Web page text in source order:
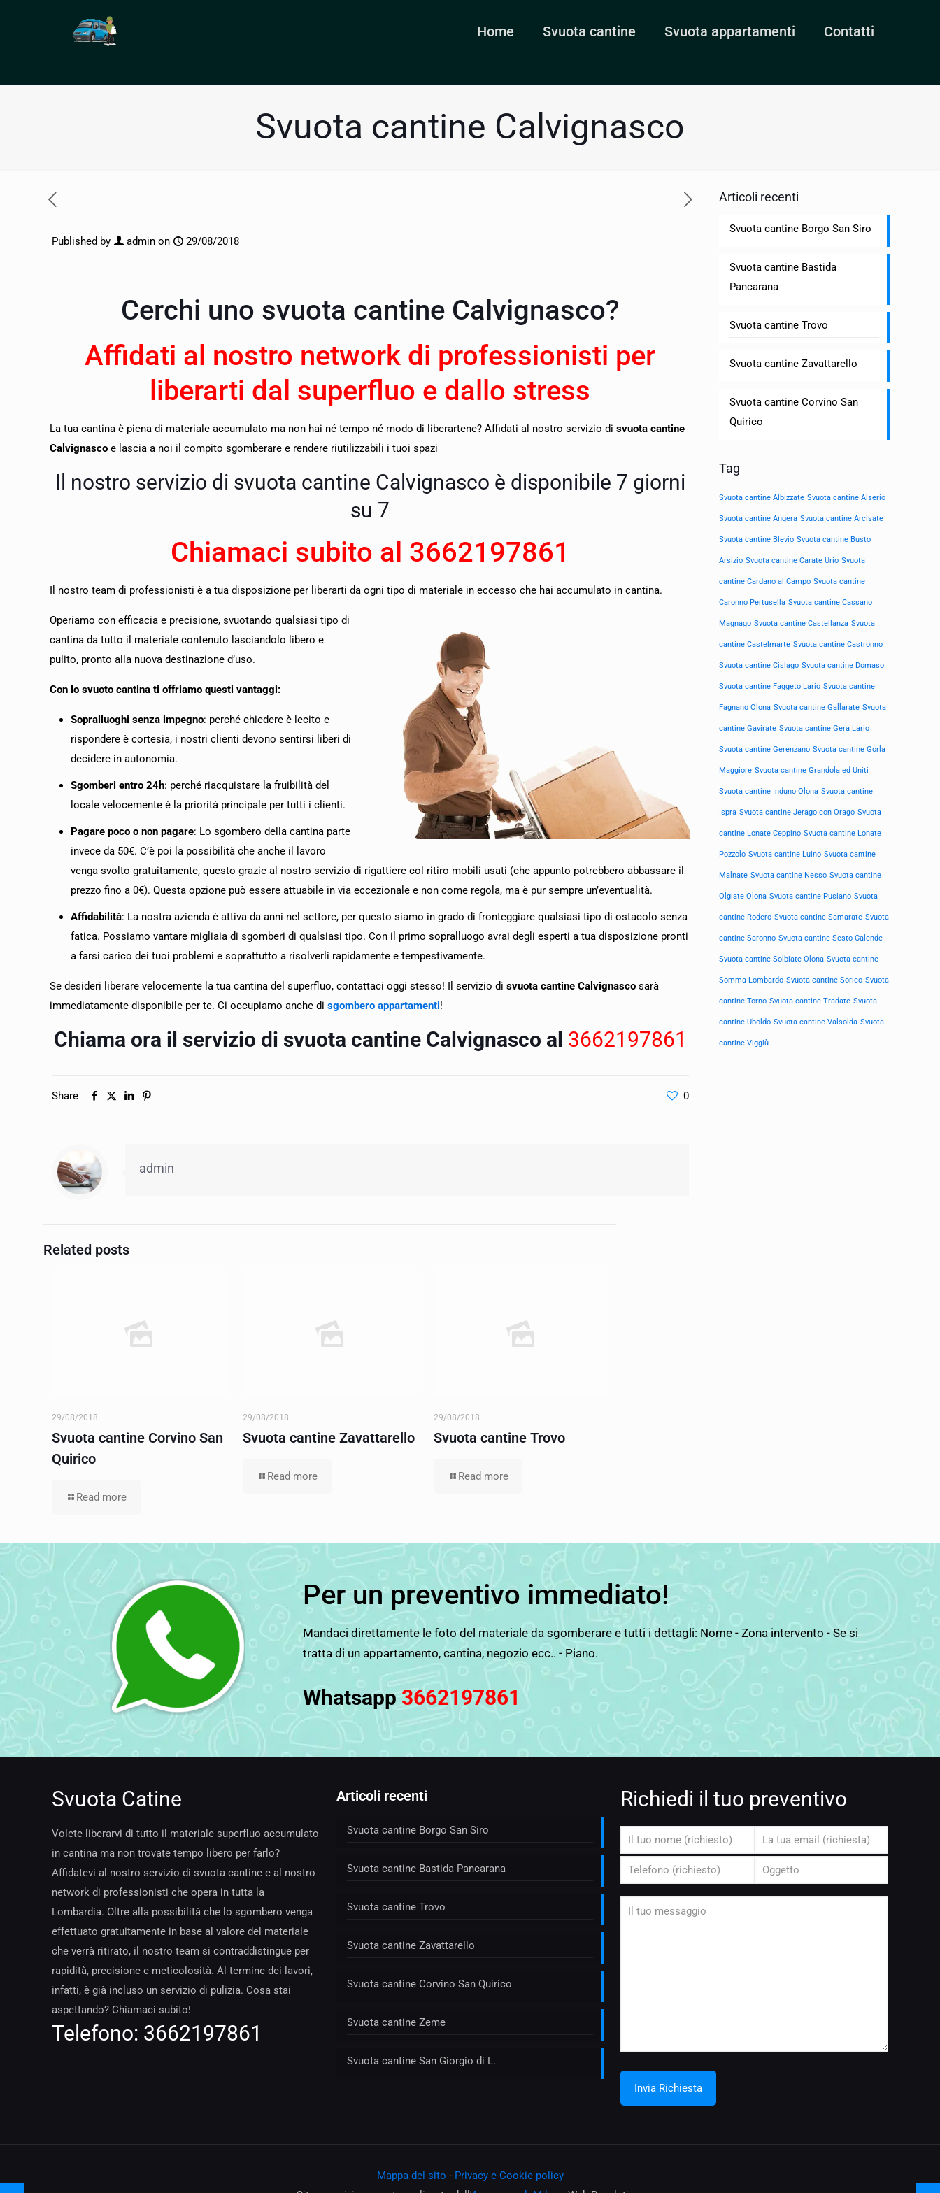
Home Svuota cantine Svuota appartamenti Contatti
Svuota cantine Calvignasco
Published by admin on 29/08/2018
Cerchi uno svuota cantine Calvignasco?
Affidati al nostro network di professionisti per
liberarti dal superfluo e dallo stress
La tua cantina è piena di materiale accumulato ma non hai né tempo né modo di liberartene? Affidati al nostro servizio disvuota cantine
Calvignascoe lascia a noi il compito sgomberare e rendere riutilizzabili i tuoi spazi
Il nostro servizio di svuota cantine Calvignasco è disponibile 7 giorni
su 7
Chiamaci subito al 3662197861
Il nostro team di professionisti è a tua disposizione per liberarti da ogni tipo di materiale in eccesso che hai accumulato in cantina.
Operiamo con efficacia e precisione, svuotando qualsiasi tipo di
cantina da tutto il materiale contenuto lasciandolo libero e
pulito, pronto alla nuova destinazione d’uso.
Con lo svuoto cantina ti offriamo questi vantaggi:
Sopralluoghi senza impegno: perché chiedere è lecito e
rispondere è cortesia, i nostri clienti devono sentirsi liberi di
decidere in autonomia.
Sgomberi entro 24h: perché riacquistare la fruibilità del
locale velocemente è la priorità principale per tutti i clienti.
Pagare poco o non pagare: Lo sgombero della cantina parte
invece da 50€. C’è poi la possibilità che anche il lavoro
venga svolto gratuitamente, questo grazie al nostro servizio di rigattiere col ritiro mobili usati (che appunto potrebbero abbassare il
prezzo fino a 0€). Questa opzione può essere attuabile in via eccezionale e non come regola, ma è pur sempre un’eventualità.
Affidabilità: La nostra azienda è attiva da anni nel settore, per questo siamo in grado di fronteggiare qualsiasi tipo di ostacolo senza
fatica. Possiamo vantare migliaia di sgomberi di qualsiasi tipo. Con il primo sopralluogo avrai degli esperti a tua disposizione pronti
a farsi carico dei tuoi problemi e soprattutto a risolverli rapidamente e tempestivamente.
Se desideri liberare velocemente la tua cantina del superfluo, contattaci oggi stesso! Il servizio disvuota cantine Calvignascosarà
immediatamente disponibile per te. Ci occupiamo anche disgombero appartamenti!
Chiama ora il servizio di svuota cantine Calvignasco al 3662197861
Share 0
admin
Related posts
29/08/2018
Svuota cantine Corvino San
Quirico
Read more
29/08/2018
Svuota cantine Zavattarello
Read more
29/08/2018
Svuota cantine Trovo
Read more
Articoli recenti
Svuota cantine Borgo San Siro
Svuota cantine Bastida
Pancarana
Svuota cantine Trovo
Svuota cantine Zavattarello
Svuota cantine Corvino San
Quirico
Tag
Svuota cantine Albizzate Svuota cantine Alserio
Svuota cantine Angera Svuota cantine Arcisate
Svuota cantine Blevio Svuota cantine Busto
Arsizio Svuota cantine Carate Urio Svuota
cantine Cardano al Campo Svuota cantine
Caronno Pertusella Svuota cantine Cassano
Magnago Svuota cantine Castellanza Svuota
cantine Castelmarte Svuota cantine Castronno
Svuota cantine Cislago Svuota cantine Domaso
Svuota cantine Faggeto Lario Svuota cantine
Fagnano Olona Svuota cantine Gallarate Svuota
cantine Gavirate Svuota cantine Gera Lario
Svuota cantine Gerenzano Svuota cantine Gorla
Maggiore Svuota cantine Grandola ed Uniti
Svuota cantine Induno Olona Svuota cantine
Ispra Svuota cantine Jerago con Orago Svuota
cantine Lonate Ceppino Svuota cantine Lonate
Pozzolo Svuota cantine Luino Svuota cantine
Malnate Svuota cantine Nesso Svuota cantine
Olgiate Olona Svuota cantine Pusiano Svuota
cantine Rodero Svuota cantine Samarate Svuota
cantine Saronno Svuota cantine Sesto Calende
Svuota cantine Solbiate Olona Svuota cantine
Somma Lombardo Svuota cantine Sorico Svuota
cantine Torno Svuota cantine Tradate Svuota
cantine Uboldo Svuota cantine Valsolda Svuota
cantine Viggiù
Per un preventivo immediato!
Mandaci direttamente le foto del materiale da sgomberare e tutti i dettagli: Nome - Zona intervento - Se si
tratta di un appartamento, cantina, negozio ecc.. - Piano.
Whatsapp 3662197861
Svuota Catine
Volete liberarvi di tutto il materiale superfluo accumulato
in cantina ma non trovate tempo libero per farlo?
Affidatevi al nostro servizio di svuota cantine e al nostro
network di professionisti che opera in tutta la
Lombardia. Oltre alla possibilità che lo sgombero venga
effettuato gratuitamente in base al valore del materiale
che verrà ritirato, il nostro team si contraddistingue per
rapidità, precisione e meticolosità. Al termine dei lavori,
infatti, è già incluso un servizio di pulizia. Cosa stai
aspettando? Chiamaci subito!
Telefono: 3662197861
Articoli recenti
Svuota cantine Borgo San Siro
Svuota cantine Bastida Pancarana
Svuota cantine Trovo
Svuota cantine Zavattarello
Svuota cantine Corvino San Quirico
Svuota cantine Zeme
Svuota cantine San Giorgio di L.
Richiedi il tuo preventivo
Mappa del sito - Privacy e Cookie policy